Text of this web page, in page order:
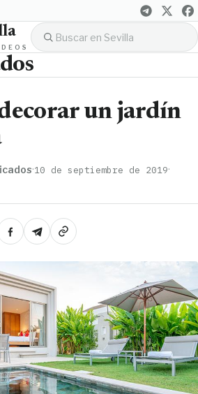
un jardín
·10 de septiembre de 2019·